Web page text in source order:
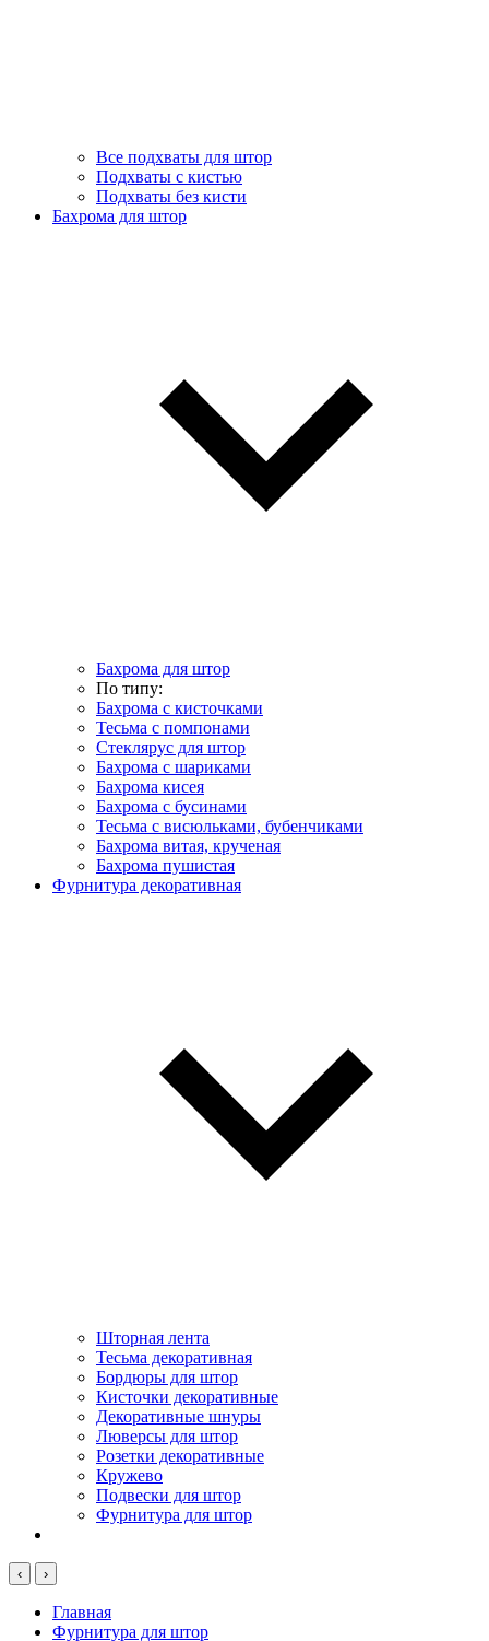
Все подхваты для штор
Подхваты с кистью
Подхваты без кисти
Бахрома для штор
Бахрома для штор
По типу:
Бахрома с кисточками
Тесьма с помпонами
Стеклярус для штор
Бахрома с шариками
Бахрома кисея
Бахрома с бусинами
Тесьма с висюльками, бубенчиками
Бахрома витая, крученая
Бахрома пушистая
Фурнитура декоративная
Шторная лента
Тесьма декоративная
Бордюры для штор
Кисточки декоративные
Декоративные шнуры
Люверсы для штор
Розетки декоративные
Кружево
Подвески для штор
Фурнитура для штор
‹ ›
Главная
Фурнитура для штор